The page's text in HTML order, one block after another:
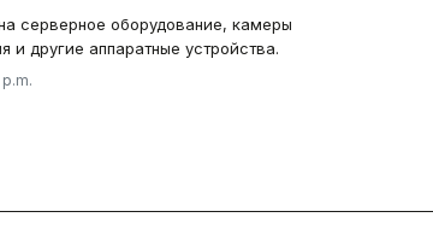
серверное оборудование, камеры
и другие аппаратные устройства.